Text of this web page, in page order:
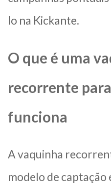
lo na Kickante.
O que é uma
recorrente
funciona
A vaquinha
modelo de captação